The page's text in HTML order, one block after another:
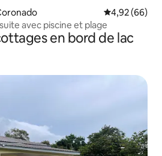
Évaluation
4,92 (66)
avec piscine et plage
en bord de lac